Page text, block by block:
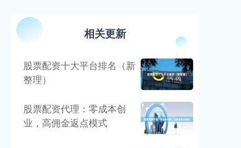
相关更新
股票配资十大平台排名（新
整理）
股票配资代理：零成本创
业，高佣金返点模式